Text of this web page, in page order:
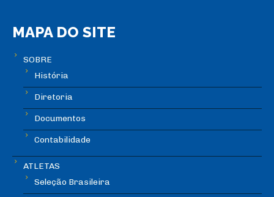
MAPA DO SITE
SOBRE
História
Diretoria
Documentos
Contabilidade
ATLETAS
Seleção Brasileira